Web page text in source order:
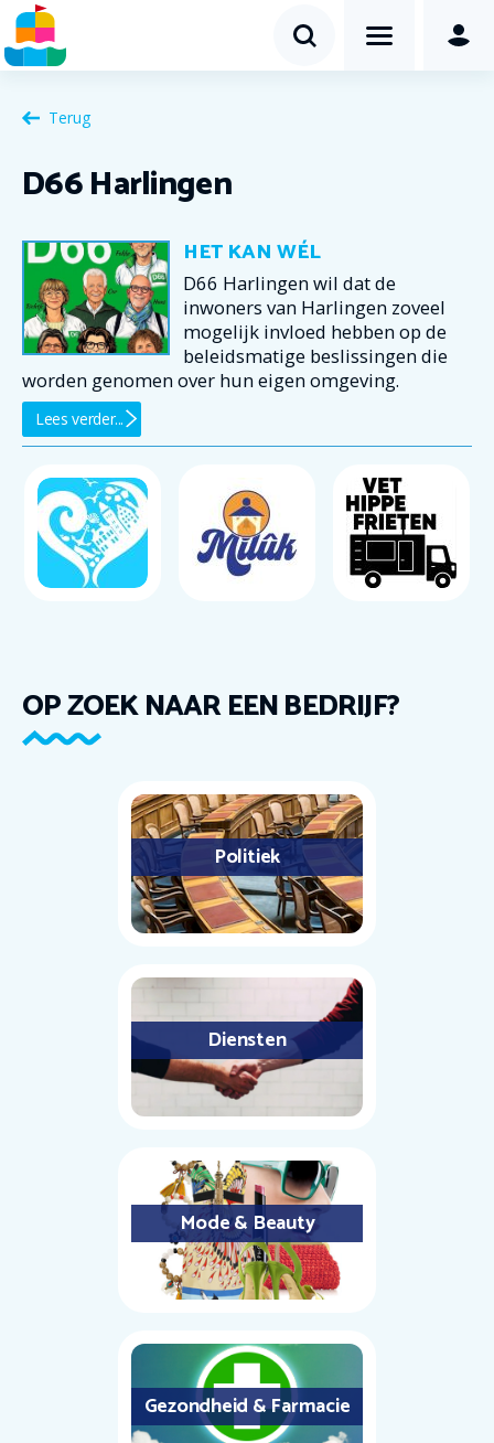
Terug
D66 Harlingen
HET KAN WÉL
D66 Harlingen wil dat de
inwoners van Harlingen zoveel
mogelijk invloed hebben op de
beleidsmatige beslissingen die
worden genomen over hun eigen omgeving.
Lees verder...
OP ZOEK NAAR EEN BEDRIJF?
Politiek
Diensten
Mode & Beauty
Gezondheid & Farmacie